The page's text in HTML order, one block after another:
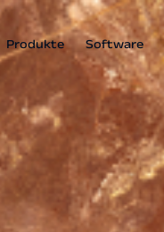
Produkte Software